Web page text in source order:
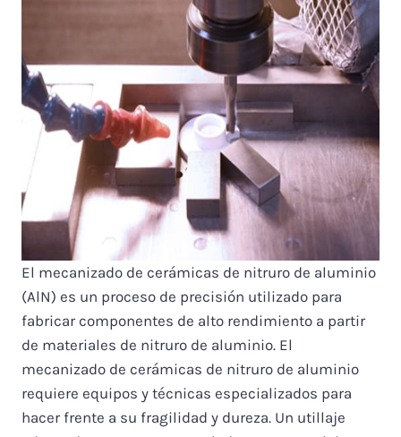
El mecanizado de cerámicas de nitruro de aluminio
(AlN) es un proceso de precisión utilizado para
fabricar componentes de alto rendimiento a partir
de materiales de nitruro de aluminio. El
mecanizado de cerámicas de nitruro de aluminio
requiere equipos y técnicas especializados para
hacer frente a su fragilidad y dureza. Un utillaje